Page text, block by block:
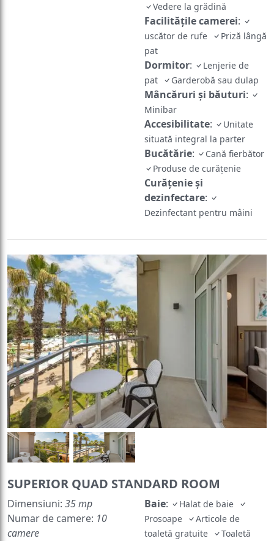
Vedere la grădină
Facilităţile camerei:
uscător de rufe
Priză lângă
pat
Dormitor:
Lenjerie de
pat
Garderobă sau dulap
Mâncăruri și băuturi:
Minibar
Accesibilitate:
Unitate
situată integral la parter
Bucătărie:
Cană fierbător
Produse de curățenie
Curățenie și
dezinfectare:
Dezinfectant pentru mâini
SUPERIOR QUAD STANDARD ROOM
Dimensiuni: 35 mp
Numar de camere: 10
camere
Baie:
Halat de baie
Prosoape
Articole de
toaletă gratuite
Toaletă